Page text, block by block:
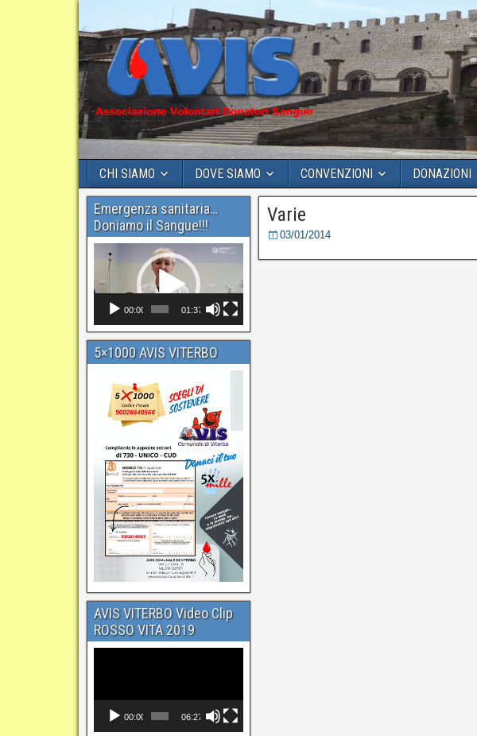
CHI SIAMO DOVE SIAMO CONVENZIONI DONAZIONI
Varie
03/01/2014
Emergenza sanitaria…
Doniamo il Sangue!!!
Video
Player
00:00 01:37
5×1000 AVIS VITERBO
AVIS VITERBO Video Clip
ROSSO VITA 2019
00:00 06:27